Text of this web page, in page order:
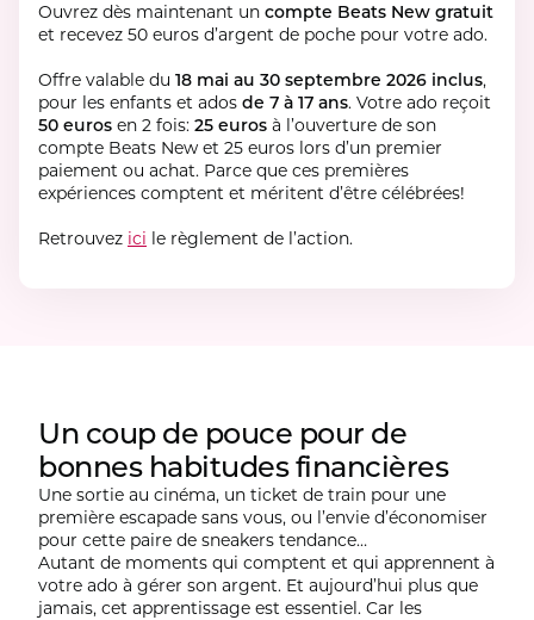
Ouvrez dès maintenant un compte Beats New gratuit
et recevez 50 euros d’argent de poche pour votre ado.
Offre valable du 18 mai au 30 septembre 2026 inclus,
pour les enfants et ados de 7 à 17 ans. Votre ado reçoit
50 euros en 2 fois: 25 euros à l’ouverture de son
compte Beats New et 25 euros lors d’un premier
paiement ou achat. Parce que ces premières
expériences comptent et méritent d’être célébrées!
Retrouvez ici le règlement de l’action.
Un coup de pouce pour de
bonnes habitudes financières
Une sortie au cinéma, un ticket de train pour une
première escapade sans vous, ou l’envie d’économiser
pour cette paire de sneakers tendance…
Autant de moments qui comptent et qui apprennent à
votre ado à gérer son argent. Et aujourd’hui plus que
jamais, cet apprentissage est essentiel. Car les